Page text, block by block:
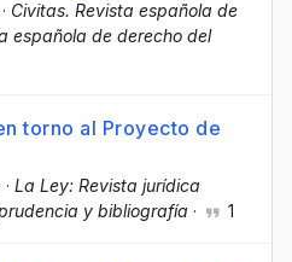
· Civitas. Revista española de
española de derecho del
torno al Proyecto de
· La Ley: Revista jurídica
y bibliografía · 1